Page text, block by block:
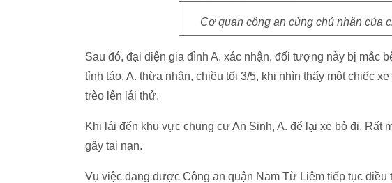
Cơ quan công an cùng chủ nhân của
Sau đó, đại diện gia đình A. xác nhận, đối tượng này bị mắc
tỉnh táo, A. thừa nhận, chiều tối 3/5, khi nhìn thấy một chiếc
trèo lên lái thử.
Khi lái đến khu vực chung cư An Sinh, A. để lại xe bỏ đi. Rất
gây tai nạn.
Vụ việc đang được Công an quận Nam Từ Liêm tiếp tục điều